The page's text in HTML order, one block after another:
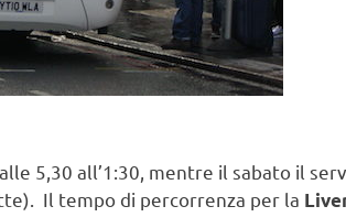
5,30 all’1:30, mentre il sabato il
Il tempo di percorrenza per la